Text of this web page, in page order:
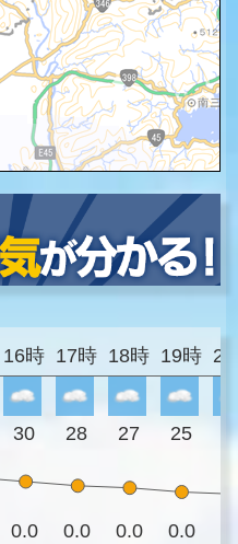
16時 17時 18時 19時
30 28 27 25
0.0 0.0 0.0 0.0